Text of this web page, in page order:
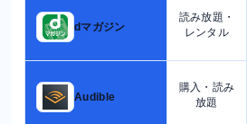
dマガジン
読み放題・
レンタル
Audible
購入・読み
放題